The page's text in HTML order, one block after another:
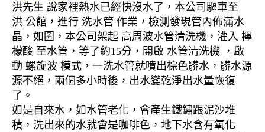
洪先生 說家裡熱水已經快沒水了，本公司驅車至
洪 公館，進行 洗水管 作業，檢測發現管內佈滿水
晶，如圖，本公司架起 高周波水管清洗機，灌入 檸
檬酸 至水管，等了約15分，開啟 水管清洗機 ，啟
動 螺旋波 模式，一洗水管就噴出棕色髒水，髒水源
源不絕，兩個多小時後，出水變乾淨出水量恢復
了。
如是自來水，如水管老化，會產生鐵鏽跟泥沙堆
積，洗出來的水就會是咖啡色，地下水含有氧化